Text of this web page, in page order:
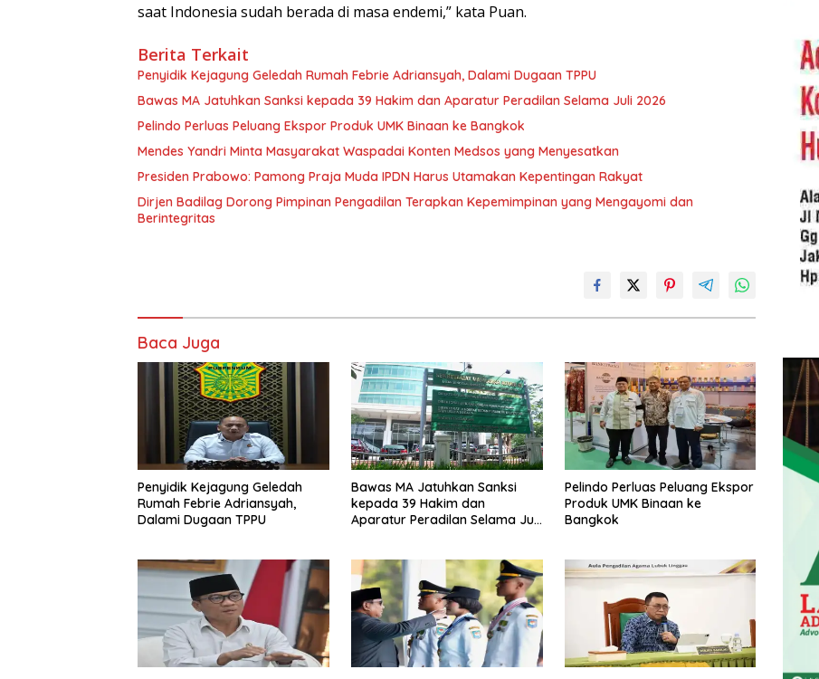
saat Indonesia sudah berada di masa endemi,” kata Puan.
Berita Terkait
Penyidik Kejagung Geledah Rumah Febrie Adriansyah, Dalami Dugaan TPPU
Bawas MA Jatuhkan Sanksi kepada 39 Hakim dan Aparatur Peradilan Selama Juli 2026
Pelindo Perluas Peluang Ekspor Produk UMK Binaan ke Bangkok
Mendes Yandri Minta Masyarakat Waspadai Konten Medsos yang Menyesatkan
Presiden Prabowo: Pamong Praja Muda IPDN Harus Utamakan Kepentingan Rakyat
Dirjen Badilag Dorong Pimpinan Pengadilan Terapkan Kepemimpinan yang Mengayomi dan
Berintegritas
Baca Juga
Penyidik Kejagung Geledah
Rumah Febrie Adriansyah,
Dalami Dugaan TPPU
Bawas MA Jatuhkan Sanksi
kepada 39 Hakim dan
Aparatur Peradilan Selama Juli
Pelindo Perluas Peluang Ekspor
Produk UMK Binaan ke
Bangkok